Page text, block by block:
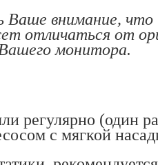
внимание, что
отличаться от
монитора.
регулярно (один
с мягкой